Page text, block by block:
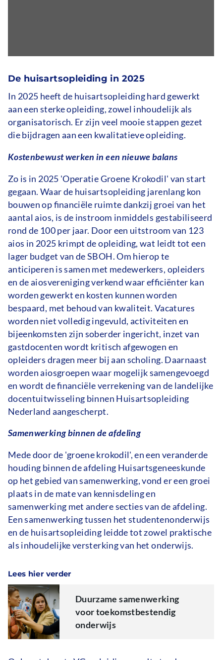
De huisartsopleiding in 2025
In 2025 heeft de huisartsopleiding hard gewerkt
aan een sterke opleiding, zowel inhoudelijk als
organisatorisch. Er zijn veel mooie stappen gezet
die bijdragen aan een kwalitatieve opleiding.
Kostenbewust werken in een nieuwe balans
Zo is in 2025 'Operatie Groene Krokodil' van start
gegaan. Waar de huisartsopleiding jarenlang kon
bouwen op financiële ruimte dankzij groei van het
aantal aios, is de instroom inmiddels gestabiliseerd
rond de 100 per jaar. Door een uitstroom van 123
aios in 2025 krimpt de opleiding, wat leidt tot een
lager budget van de SBOH. Om hierop te
anticiperen is samen met medewerkers, opleiders
en de aiosvereniging verkend waar efficiënter kan
worden gewerkt en kosten kunnen worden
bespaard, met behoud van kwaliteit. Vacatures
worden niet volledig ingevuld, activiteiten en
bijeenkomsten zijn soberder ingericht, inzet van
gastdocenten wordt kritisch afgewogen en
opleiders dragen meer bij aan scholing. Daarnaast
worden aiosgroepen waar mogelijk samengevoegd
en wordt de financiële verrekening van de landelijke
docentuitwisseling binnen Huisartsopleiding
Nederland aangescherpt.
Samenwerking binnen de afdeling
Mede door de 'groene krokodil', en een veranderde
houding binnen de afdeling Huisartsgeneeskunde
op het gebied van samenwerking, vond er een groei
plaats in de mate van kennisdeling en
samenwerking met andere secties van de afdeling.
Een samenwerking tussen het studentenonderwijs
en de huisartsopleiding leidde tot zowel praktische
als inhoudelijke versterking van het onderwijs.
Lees hier verder
Duurzame samenwerking
voor toekomstbestendig
onderwijs